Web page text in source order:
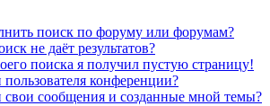
поиск по форуму или форумам?
не даёт результатов?
поиска я получил пустую страницу!
конференции?
сообщения и созданные мной темы?